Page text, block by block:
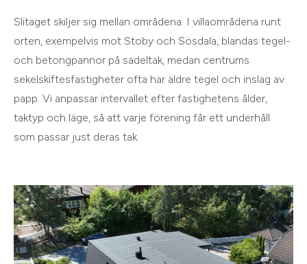
Slitaget skiljer sig mellan områdena. I villaområdena runt
orten, exempelvis mot Stoby och Sösdala, blandas tegel-
och betongpannor på sadeltak, medan centrums
sekelskiftesfastigheter ofta har äldre tegel och inslag av
papp. Vi anpassar intervallet efter fastighetens ålder,
taktyp och läge, så att varje förening får ett underhåll
som passar just deras tak.